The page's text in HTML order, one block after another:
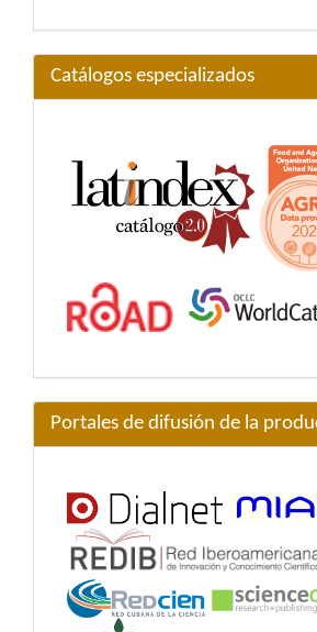
Catálogos especializados
Portales de difusión de la